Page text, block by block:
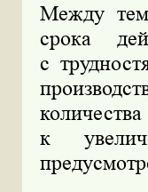
Между
срока
с
к